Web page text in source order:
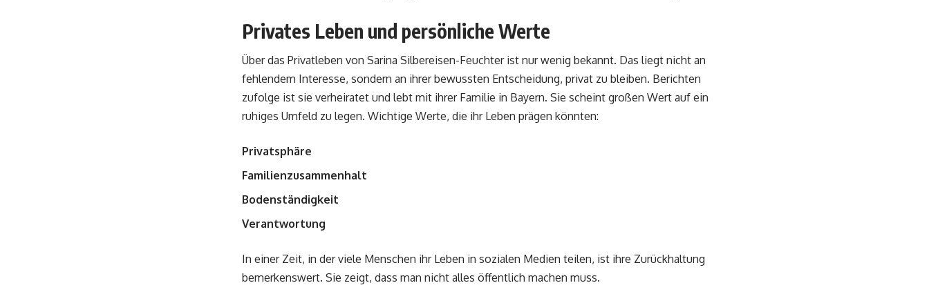
Privates Leben und persönliche Werte
Über das Privatleben von Sarina Silbereisen-Feuchter ist nur wenig bekannt. Das liegt nicht an
fehlendem Interesse, sondern an ihrer bewussten Entscheidung, privat zu bleiben. Berichten
zufolge ist sie verheiratet und lebt mit ihrer Familie in Bayern. Sie scheint großen Wert auf ein
ruhiges Umfeld zu legen. Wichtige Werte, die ihr Leben prägen könnten:
Privatsphäre
Familienzusammenhalt
Bodenständigkeit
Verantwortung
In einer Zeit, in der viele Menschen ihr Leben in sozialen Medien teilen, ist ihre Zurückhaltung
bemerkenswert. Sie zeigt, dass man nicht alles öffentlich machen muss.